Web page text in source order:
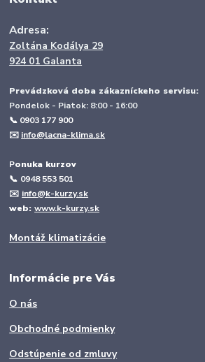
Adresa:
Zoltána Kodálya 29
924 01 Galanta
Prevádzková doba zákazníckeho servisu:
Pondelok - Piatok: 8:00 - 16:00
📞 0903 177 900
✉️ info@lacna-klima.sk
Ponuka kurzov
📞 0948 553 501
✉️ info@k-kurzy.sk
web:www.k-kurzy.sk
Montáž klimatizácie
Informácie pre Vás
O nás
Obchodné podmienky
Odstúpenie od zmluvy